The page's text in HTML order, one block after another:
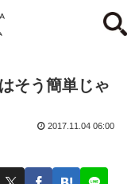
そう簡単じゃ
2017.11.04 06:00